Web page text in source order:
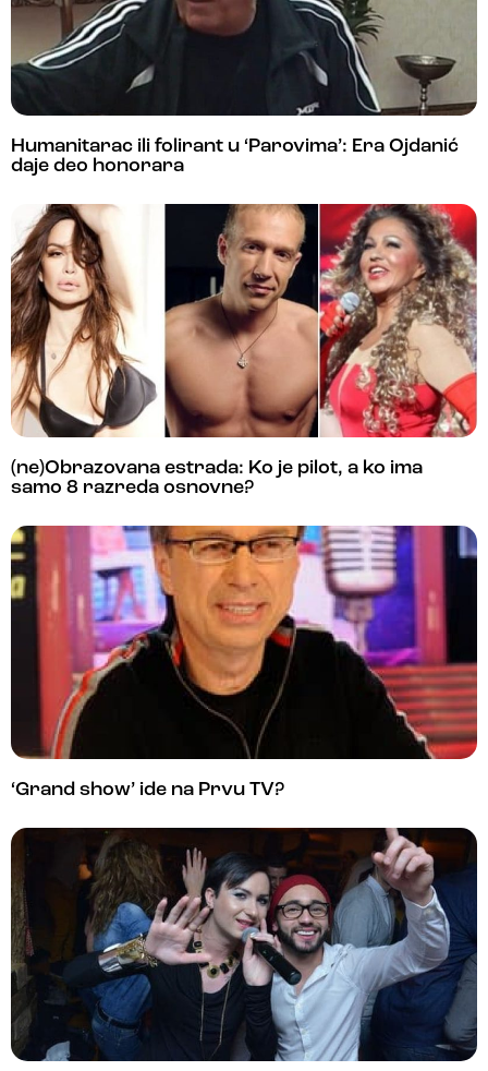
Humanitarac ili folirant u ‘Parovima’: Era Ojdanić
daje deo honorara
(ne)Obrazovana estrada: Ko je pilot, a ko ima
samo 8 razreda osnovne?
‘Grand show’ ide na Prvu TV?